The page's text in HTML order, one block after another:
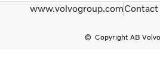
Copyright AB
www.volvogroup.comContact